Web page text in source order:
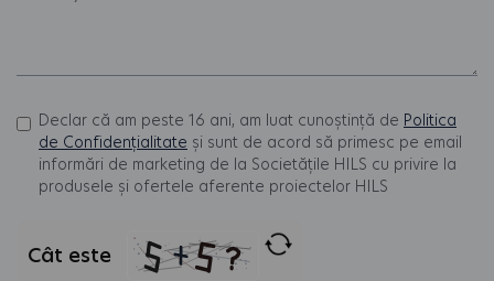
Declar că am peste 16 ani, am luat cunoștință de Politica
de Confidențialitate și sunt de acord să primesc pe email
informări de marketing de la Societățile HILS cu privire la
produsele și ofertele aferente proiectelor HILS
Cât este